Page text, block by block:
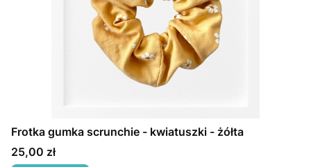
Frotka gumka scrunchie - kwiatuszki - żółta
Cena
25,00 zł